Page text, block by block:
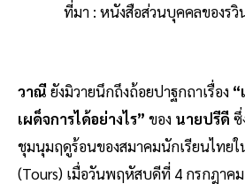
ที่มา : หนังสือส่วนบุคคลของรวิ
วาณียังมิวายนึกถึงถ้อยปาฐกถาเรื่อง “
เผด็จการได้อย่างไร” ของ นายปรีดี ซึ่
ชุมนุมฤดูร้อนของสมาคมนักเรียนไทยใ
(Tours) เมื่อวันพฤหัสบดีที่ 4 กรกฎาค